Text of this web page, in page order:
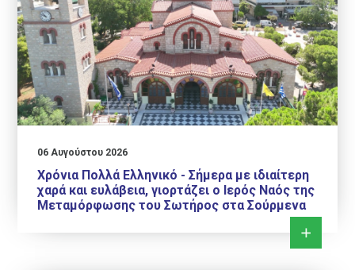
06 Αυγούστου 2026
Χρόνια Πολλά Ελληνικό - Σήμερα με ιδιαίτερη
χαρά και ευλάβεια, γιορτάζει ο Ιερός Ναός της
Μεταμόρφωσης του Σωτήρος στα Σούρμενα